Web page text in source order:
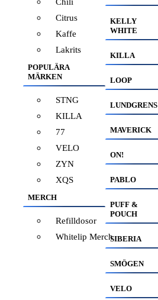
Citrus
Kaffe
Lakrits
POPULÄRA
MÄRKEN
STNG
KILLA
77
VELO
ZYN
XQS
MERCH
Refilldosor
Whitelip Merch
KELLY
WHITE
KILLA
LOOP
LUNDGRENS
MAVERICK
ON!
PABLO
PUFF &
POUCH
SIBERIA
SMÖGEN
VELO